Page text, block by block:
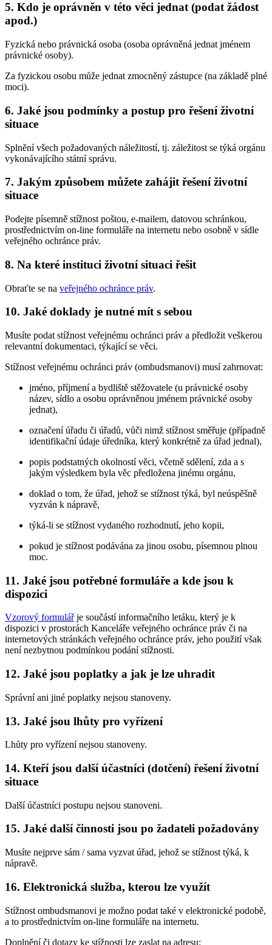
5. Kdo je oprávněn v této věci jednat (podat žádost
apod.)
Fyzická nebo právnická osoba (osoba oprávněná jednat jménem
právnické osoby).
Za fyzickou osobu může jednat zmocněný zástupce (na základě plné
moci).
6. Jaké jsou podmínky a postup pro řešení životní
situace
Splnění všech požadovaných náležitostí, tj. záležitost se týká orgánu
vykonávajícího státní správu.
7. Jakým způsobem můžete zahájit řešení životní
situace
Podejte písemně stížnost poštou, e-mailem, datovou schránkou,
prostřednictvím on-line formuláře na internetu nebo osobně v sídle
veřejného ochránce práv.
8. Na které instituci životní situaci řešit
Obraťte se na veřejného ochránce práv.
10. Jaké doklady je nutné mít s sebou
Musíte podat stížnost veřejnému ochránci práv a předložit veškerou
relevantní dokumentaci, týkající se věci.
Stížnost veřejnému ochránci práv (ombudsmanovi) musí zahrnovat:
jméno, příjmení a bydliště stěžovatele (u právnické osoby
název, sídlo a osobu oprávněnou jménem právnické osoby
jednat),
označení úřadu či úřadů, vůči nimž stížnost směřuje (případně
identifikační údaje úředníka, který konkrétně za úřad jednal),
popis podstatných okolností věci, včetně sdělení, zda a s
jakým výsledkem byla věc předložena jinému orgánu,
doklad o tom, že úřad, jehož se stížnost týká, byl neúspěšně
vyzván k nápravě,
týká-li se stížnost vydaného rozhodnutí, jeho kopii,
pokud je stížnost podávána za jinou osobu, písemnou plnou
moc.
11. Jaké jsou potřebné formuláře a kde jsou k
dispozici
Vzorový formulářje součástí informačního letáku, který je k
dispozici v prostorách Kanceláře veřejného ochránce práv či na
internetových stránkách veřejného ochránce práv, jeho použití však
není nezbytnou podmínkou podání stížnosti.
12. Jaké jsou poplatky a jak je lze uhradit
Správní ani jiné poplatky nejsou stanoveny.
13. Jaké jsou lhůty pro vyřízení
Lhůty pro vyřízení nejsou stanoveny.
14. Kteří jsou další účastníci (dotčení) řešení životní
situace
Další účastníci postupu nejsou stanoveni.
15. Jaké další činnosti jsou po žadateli požadovány
Musíte nejprve sám / sama vyzvat úřad, jehož se stížnost týká, k
nápravě.
16. Elektronická služba, kterou lze využít
Stížnost ombudsmanovi je možno podat také v elektronické podobě,
a to prostřednictvím on-line formuláře na internetu.
Doplnění či dotazy ke stížnosti lze zaslat na adresu: